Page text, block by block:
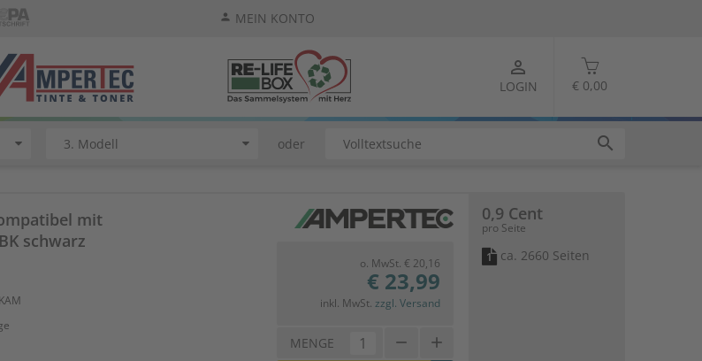
person MEIN KONTO
€ 0,00
person_outline
LOGIN
oder search
mit
schwarz
o. MwSt. € 20,16
€ 23,99
inkl. MwSt.zzgl. Versand
MENGE remove add
0,9 Cent
pro Seite
1 ca. 2660 Seiten